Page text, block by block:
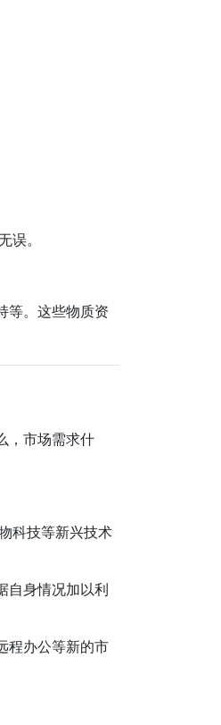
。
等。这些物质资
，市场需求什
科技等新兴技术
自身情况加以利
程办公等新的市